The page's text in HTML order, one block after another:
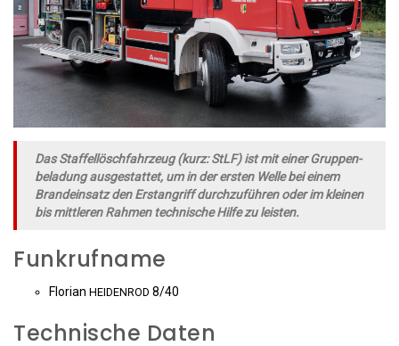
Das Staf­fel­lösch­fahr­zeug (kurz: StLF) ist mit einer Grup­pen­
be­la­dung aus­ge­stat­tet, um in der ers­ten Wel­le bei einem
Brand­ein­satz den Erst­an­griff durch­zu­füh­ren oder im klei­nen
bis mitt­le­ren Rah­men tech­ni­sche Hil­fe zu leisten.
Funkrufname
Flo­ri­an HEIDENROD 8/40
Technische Daten